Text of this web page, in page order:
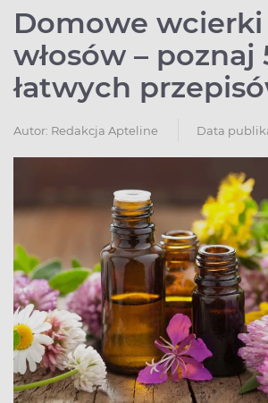
Domowe
włosów – poznaj
łatwych
Autor: Redakcja Apteline Data